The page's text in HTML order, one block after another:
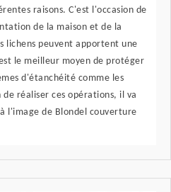
raisons. C'est l'occasion de
de la maison et de la
lichens peuvent apportent une
le meilleur moyen de protéger
d'étanchéité comme les
réaliser ces opérations, il va
l'image de Blondel couverture